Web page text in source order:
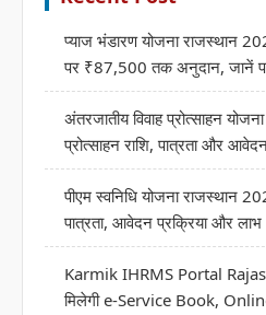
प्याज भंडारण योजना राजस्थान
पर ₹87,500 तक अनुदान, जानें
अंतरजातीय विवाह प्रोत्साहन
प्रोत्साहन राशि, पात्रता और
पीएम स्वनिधि योजना राजस्थान
पात्रता, आवेदन प्रक्रिया और लाभ
Karmik IHRMS Portal
मिलेगी e-Service Book,